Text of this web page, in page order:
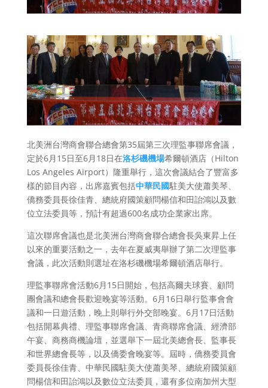
北美洲台灣商會聯合總會第35屆第三次理監事聯席會議，
定於6月15日至6月18日在洛杉磯機場希爾頓酒店（Hilton
Los Angeles Airport）隆重舉行，這次會議結合了豐富多
樣的節目內容，出席嘉賓包括中華民國駐美大使蕭美琴、
僑務委員長徐佳青、總統府國策顧問楊信和田詒鴻以及數
位立法委員等，預計有超過600名成功企業家出席。
這次聯席會議也是北美洲台灣商會聯合總會長吳東昇上任
以來的重要活動之一，去年在夏威夷舉辦了第二次理監事
會議，此次活動則選址在洛杉磯機場希爾頓酒店舉行。
理監事聯席會活動6月15日開始，包括高爾夫球賽、顧問
團會議和總會長歡迎晚宴等活動。6月16日舉行監事會會
議和一日遊活動，晚上則舉行外交部晚宴。6月17日活動
包括開幕典禮、理監事聯席會議、青商聯席會議、經濟部
午宴、商務商機論壇，並選舉下一屆北美總會長、監事長
和世界總會長等，以及僑委會晚宴等。屆時，僑務委員會
委員長徐佳青、中華民國駐美大使蕭美琴、總統府國策顧
問楊信和田詒鴻以及數位立法委員，還有多位南加州大型